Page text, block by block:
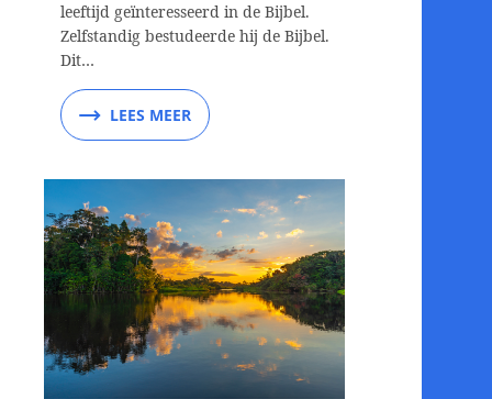
leeftijd geïnteresseerd in de Bijbel.
Zelfstandig bestudeerde hij de Bijbel.
Dit…
LEES MEER